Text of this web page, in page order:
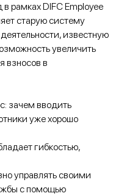
рамках DIFC Employee
старую систему
известную
увеличить
взносов в
зачем вводить
уже хорошо
гибкостью,
управлять своими
с помощью